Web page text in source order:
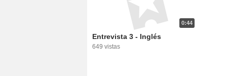
0:44
Entrevista 3 - Inglés
649 vistas